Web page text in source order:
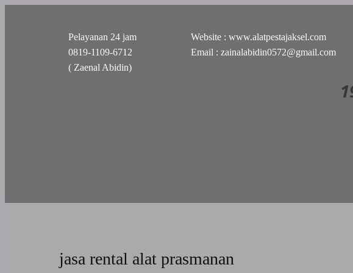
Pelayanan 24 jam
0819-1109-6712
( Zaenal Abidin)
Website : www.alatpestajaksel.com
Email : zainalabidin0572@gmail.com
jasa rental alat prasmanan